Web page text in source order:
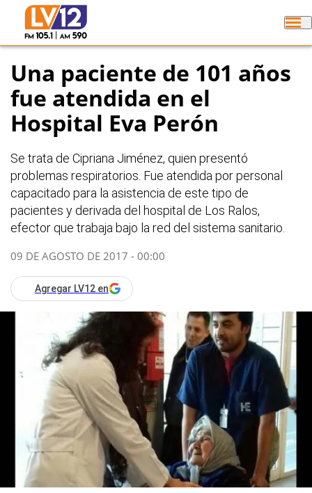
Una paciente de 101 años
fue atendida en el
Hospital Eva Perón
Se trata de Cipriana Jiménez, quien presentó
problemas respiratorios. Fue atendida por personal
capacitado para la asistencia de este tipo de
pacientes y derivada del hospital de Los Ralos,
efector que trabaja bajo la red del sistema sanitario.
09 DE AGOSTO DE 2017 - 00:00
Agregar LV12 en